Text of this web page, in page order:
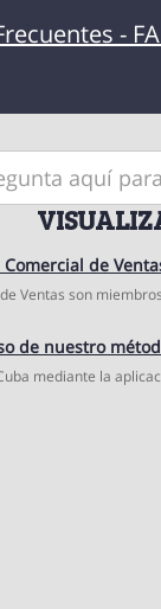
-
de
Ventas son
de nuestro
mediante la